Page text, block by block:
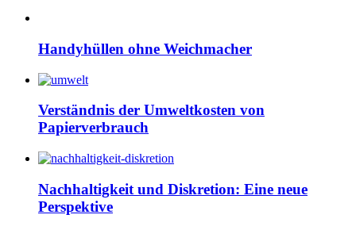
Handyhüllen ohne Weichmacher
Verständnis der Umweltkosten von
Papierverbrauch
Nachhaltigkeit und Diskretion: Eine neue
Perspektive